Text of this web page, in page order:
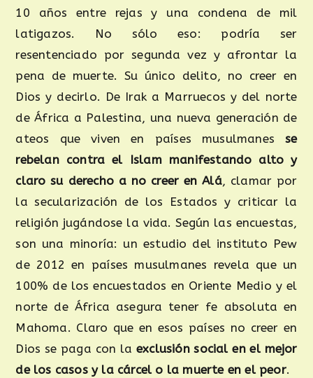
10 años entre rejas y una condena de mil
latigazos. No sólo eso: podría ser
resentenciado por segunda vez y afrontar la
pena de muerte. Su único delito, no creer en
Dios y decirlo. De Irak a Marruecos y del norte
de África a Palestina, una nueva generación de
ateos que viven en países musulmanesse
rebelan contra el Islam manifestando alto y
claro su derecho a no creer en Alá, clamar por
la secularización de los Estados y criticar la
religión jugándose la vida. Según las encuestas,
son una minoría: un estudio del instituto Pew
de 2012 en países musulmanes revela que un
100% de los encuestados en Oriente Medio y el
norte de África asegura tener fe absoluta en
Mahoma. Claro que en esos países no creer en
Dios se paga con la exclusión social en el mejor
de los casos y la cárcel o la muerte en el peor.